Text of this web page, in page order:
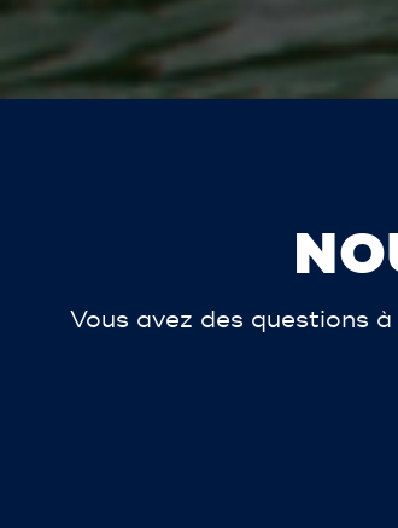
Vous avez des questions